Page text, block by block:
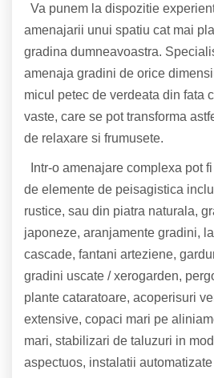
Va punem la dispozitie
amenajarii unui spatiu cat mai
gradina dumneavoastra.
amenaja gradini de orice
micul petec de verdeata din fata
vaste, care se pot transforma
de relaxare si frumusete.
Intr-o amenajare complexa pot
de elemente de peisagistica
rustice, sau din piatra naturala,
japoneze, aranjamente gradini,
cascade, fantani arteziene,
gradini uscate / xerogarden,
plante cataratoare, acoperisuri
extensive, copaci mari pe
mari, stabilizari de taluzuri in
aspectuos, instalatii